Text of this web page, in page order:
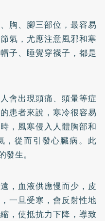
胸、腳三部位，最容易
氣，尤應注意風邪和寒
子、睡覺穿襪子，都是
會出現頭痛、頭暈等症
患者來說，寒冷很容易
，風寒侵入人體胸部和
，從而引發心臟病。此
生。
，血液供應慢而少，皮
一旦受寒，會反射性地
，使抵抗力下降，導致